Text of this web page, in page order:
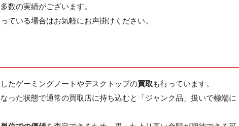
数の実績がございます。
ている場合はお気軽にお声掛けください。
たゲーミングノートやデスクトップの買取 も行っています。
った状態で通常の買取店に持ち込むと「ジャンク品」扱いで極端に